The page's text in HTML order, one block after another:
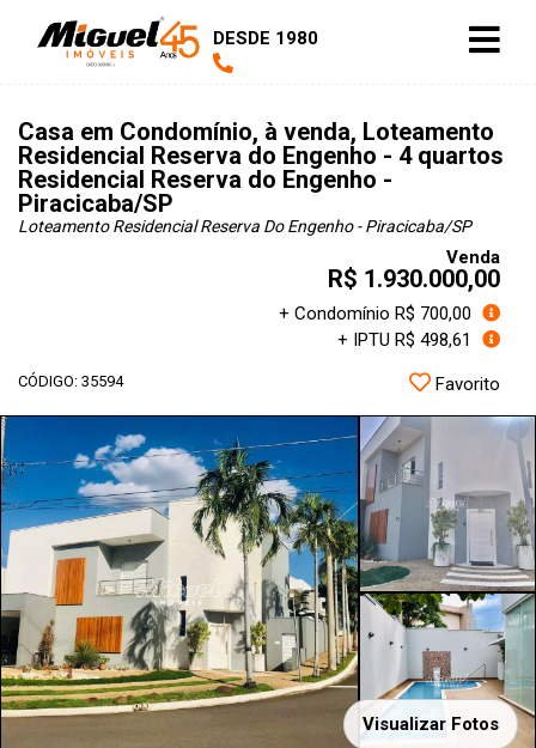
DESDE 1980
Casa em Condomínio, à venda, Loteamento
Residencial Reserva do Engenho - 4 quartos
Residencial Reserva do Engenho -
Piracicaba/SP
Loteamento Residencial Reserva Do Engenho - Piracicaba/SP
Venda
R$ 1.930.000,00
+ Condomínio R$ 700,00
+ IPTU R$ 498,61
CÓDIGO: 35594 Favorito
Visualizar Fotos